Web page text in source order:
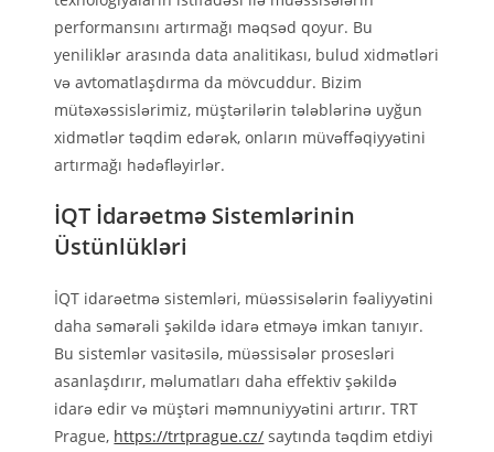
performansını artırmağı məqsəd qoyur. Bu
yeniliklər arasında data analitikası, bulud xidmətləri
və avtomatlaşdırma da mövcuddur. Bizim
mütəxəssislərimiz, müştərilərin tələblərinə uyğun
xidmətlər təqdim edərək, onların müvəffəqiyyətini
artırmağı hədəfləyirlər.
İQT İdarəetmə Sistemlərinin
Üstünlükləri
İQT idarəetmə sistemləri, müəssisələrin fəaliyyətini
daha səmərəli şəkildə idarə etməyə imkan tanıyır.
Bu sistemlər vasitəsilə, müəssisələr prosesləri
asanlaşdırır, məlumatları daha effektiv şəkildə
idarə edir və müştəri məmnuniyyətini artırır. TRT
Prague, https://trtprague.cz/ saytında təqdim etdiyi